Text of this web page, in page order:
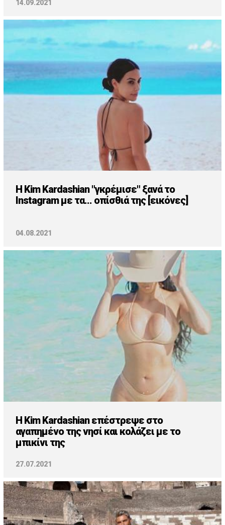
14.09.2021
H Kim Kardashian "γκρέμισε" ξανά το
Instagram με τα... οπίσθιά της [εικόνες]
04.08.2021
H Kim Kardashian επέστρεψε στο
αγαπημένο της νησί και κολάζει με το
μπικίνι της
27.07.2021